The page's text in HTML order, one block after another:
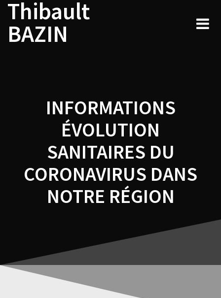
Skip
content
Thibault
BAZIN
INFORMATIONS
ÉVOLUTION
SANITAIRES DU
CORONAVIRUS DANS
NOTRE RÉGION
Navigation
de